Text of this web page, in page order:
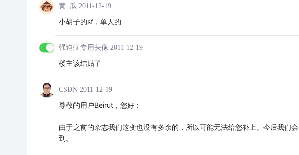
黄_瓜 2011-12-19
小胡子的sf，单人的
强迫症专用头像 2011-12-19
楼主该结贴了
CSDN 2011-12-19
尊敬的用户Beirut，您好：
由于之前的杂志我们这变也没有多余的，所以可能无法给您补上。今后我们
到。